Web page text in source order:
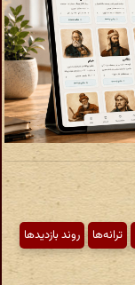
ترانه‌ها
روند بازدیدها